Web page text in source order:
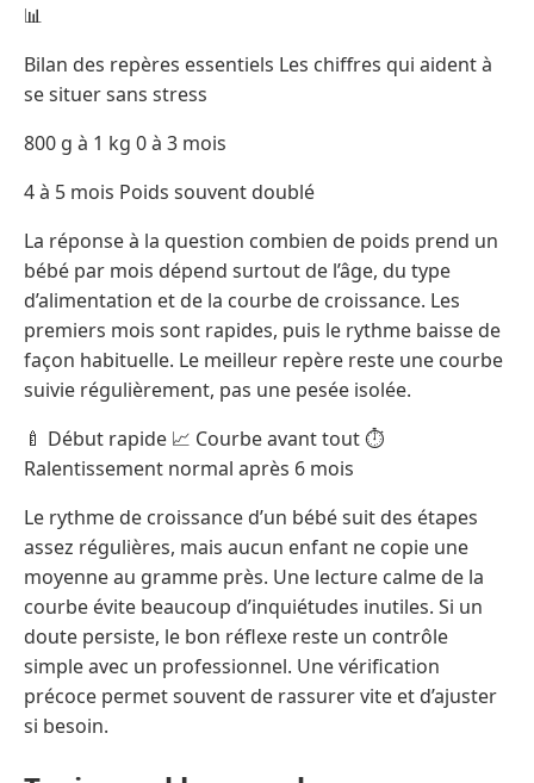
📊
Bilan des repères essentiels Les chiffres qui aident à
se situer sans stress
800 g à 1 kg 0 à 3 mois
4 à 5 mois Poids souvent doublé
La réponse à la question combien de poids prend un
bébé par mois dépend surtout de l’âge, du type
d’alimentation et de la courbe de croissance. Les
premiers mois sont rapides, puis le rythme baisse de
façon habituelle. Le meilleur repère reste une courbe
suivie régulièrement, pas une pesée isolée.
🍼 Début rapide 📈 Courbe avant tout ⏱️
Ralentissement normal après 6 mois
Le rythme de croissance d’un bébé suit des étapes
assez régulières, mais aucun enfant ne copie une
moyenne au gramme près. Une lecture calme de la
courbe évite beaucoup d’inquiétudes inutiles. Si un
doute persiste, le bon réflexe reste un contrôle
simple avec un professionnel. Une vérification
précoce permet souvent de rassurer vite et d’ajuster
si besoin.